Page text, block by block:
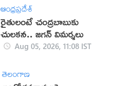
ఆంధ్రప్రదేశ్
రైతులంటే చంద్రబాబుకు
చులకన.. జగన్ విమర్శలు
Aug 05, 2026, 11:08 IST
తెలంగాణ